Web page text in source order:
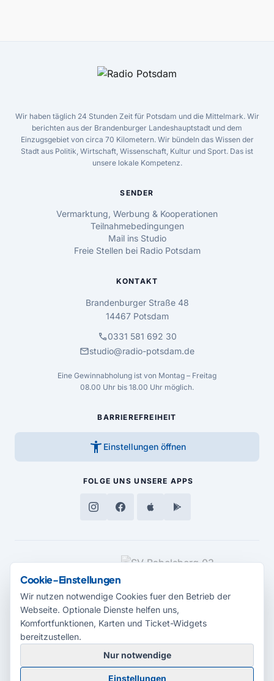
Wir haben täglich 24 Stunden Zeit für Potsdam und die Mittelmark. Wir
berichten aus der Brandenburger Landeshauptstadt und dem
Einzugsgebiet von circa 70 Kilometern. Wir bündeln das Wissen der
Stadt aus Politik, Wirtschaft, Wissenschaft, Kultur und Sport. Das ist
unsere lokale Kompetenz.
SENDER
Vermarktung, Werbung & Kooperationen
Teilnahmebedingungen
Mail ins Studio
Freie Stellen bei Radio Potsdam
KONTAKT
Brandenburger Straße 48
14467 Potsdam
call0331 581 692 30
mailstudio@radio-potsdam.de
Eine Gewinnabholung ist von Montag – Freitag
08.00 Uhr bis 18.00 Uhr möglich.
BARRIEREFREIHEIT
accessibility_new Einstellungen öffnen
FOLGE UNS UNSERE APPS
MEDIENPARTNER
© 2026 Radio Potsdam. Webseite entwickelt durch dieMedienagentur
Babelsberg
Cookie-Einstellungen
Wir nutzen notwendige Cookies fuer den Betrieb der
Webseite. Optionale Dienste helfen uns,
Komfortfunktionen, Karten und Ticket-Widgets
bereitzustellen.
Nur notwendige
Einstellungen